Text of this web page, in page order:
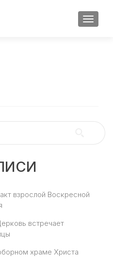
взрослой Воскресной
встречает
храме Христа